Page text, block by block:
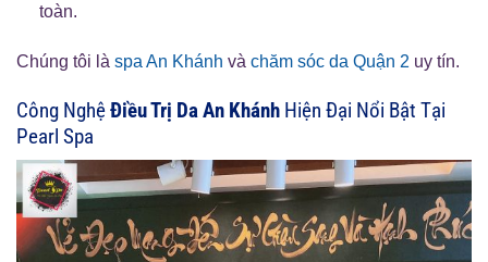
toàn.
Chúng tôi là spa An Khánh và chăm sóc da Quận 2 uy tín.
Công NghệĐiều Trị Da An Khánh Hiện Đại Nổi Bật Tại
Pearl Spa